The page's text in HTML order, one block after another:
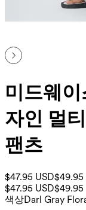
미드웨
자인 멀
팬츠
$47.95 USD$49.95
$47.95 USD$49.95
색상Darl Gray